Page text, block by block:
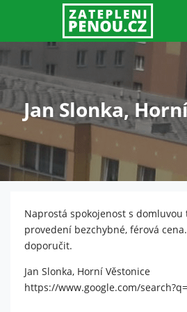
Jan Slonka,
Naprostá spokojenost s
provedení bezchybné, férová
doporučit.
Jan Slonka, Horní Věstonice
https://www.google.com/